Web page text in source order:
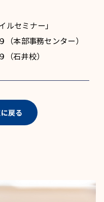
セミナー」
本部事務センター）
石井校）
戻る